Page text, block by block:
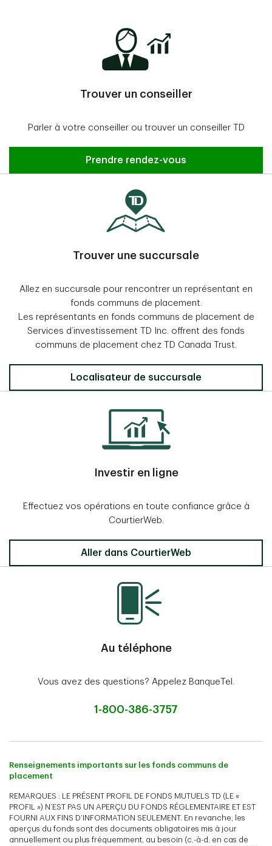
Trouver un conseiller
Parler à votre conseiller ou trouver un conseiller TD
Prendre rendez-vous
Trouver une succursale
Allez en succursale pour rencontrer un représentant en
fonds communs de placement.
Les représentants en fonds communs de placement de
Services d’investissement TD Inc. offrent des fonds
communs de placement chez TD Canada Trust.
Localisateur de succursale
Investir en ligne
Effectuez vos opérations en toute confiance grâce à
CourtierWeb.
Aller dans CourtierWeb
Au téléphone
Vous avez des questions? Appelez BanqueTel.
1-800-386-3757
Renseignements importants sur les fonds communs de
placement
REMARQUES : LE PRÉSENT PROFIL DE FONDS MUTUELS TD (LE «
PROFIL ») N’EST PAS UN APERÇU DU FONDS RÉGLEMENTAIRE ET EST
FOURNI AUX FINS D’INFORMATION SEULEMENT. En revanche, les
aperçus du fonds sont des documents obligatoires mis à jour
annuellement ou plus fréquemment, au besoin (c.-à-d. en cas de